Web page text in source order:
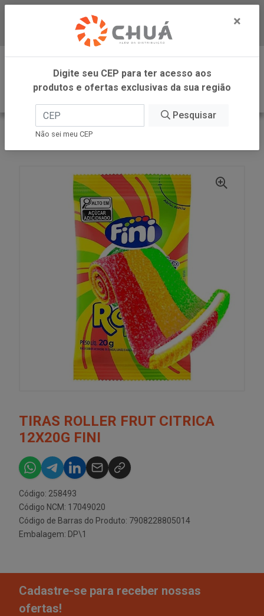
Baixe já nosso APP
0
INÍCIO
FINI
TIRAS ROLLER FRUT CITRICA
12X20G FINI
Código: 258493
Código NCM: 17049020
Código de Barras do Produto: 7908228805014
Embalagem: DP\1
Cadastre-se para receber nossas
ofertas!
×
Digite seu CEP para ter acesso aos
produtos e ofertas exclusivas da sua região
Pesquisar
Não sei meu CEP